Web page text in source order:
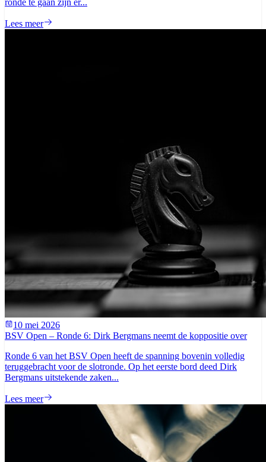
Lees meer
10 mei 2026
BSV Open – Ronde 6: Dirk Bergmans neemt de koppositie over
Ronde 6 van het BSV Open heeft de spanning bovenin volledig
teruggebracht voor de slotronde. Op het eerste bord deed Dirk
Bergmans uitstekende zaken...
Lees meer